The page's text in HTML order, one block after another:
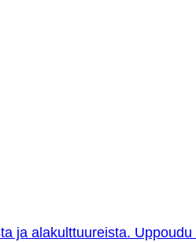
ja alakulttuureista.